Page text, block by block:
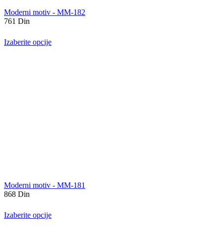
Moderni motiv - MM-182
761 Din
Izaberite opcije
Moderni motiv - MM-181
868 Din
Izaberite opcije